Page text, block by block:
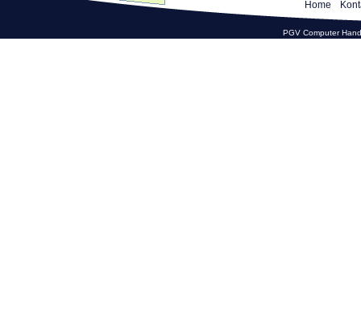
Home
PGV Computer